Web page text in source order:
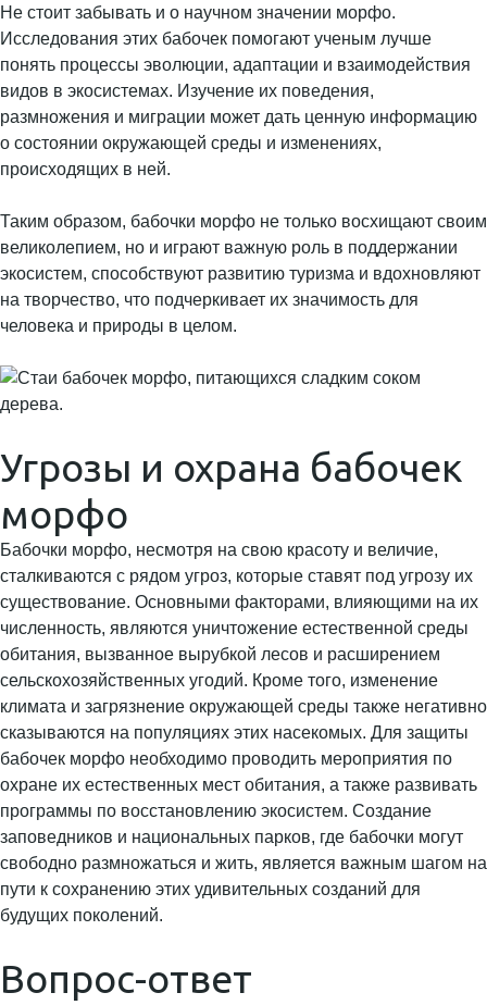
Не стоит забывать и о научном значении морфо.
Исследования этих бабочек помогают ученым лучше
понять процессы эволюции, адаптации и взаимодействия
видов в экосистемах. Изучение их поведения,
размножения и миграции может дать ценную информацию
о состоянии окружающей среды и изменениях,
происходящих в ней.
Таким образом, бабочки морфо не только восхищают своим
великолепием, но и играют важную роль в поддержании
экосистем, способствуют развитию туризма и вдохновляют
на творчество, что подчеркивает их значимость для
человека и природы в целом.
Угрозы и охрана бабочек
морфо
Бабочки морфо, несмотря на свою красоту и величие,
сталкиваются с рядом угроз, которые ставят под угрозу их
существование. Основными факторами, влияющими на их
численность, являются уничтожение естественной среды
обитания, вызванное вырубкой лесов и расширением
сельскохозяйственных угодий. Кроме того, изменение
климата и загрязнение окружающей среды также негативно
сказываются на популяциях этих насекомых. Для защиты
бабочек морфо необходимо проводить мероприятия по
охране их естественных мест обитания, а также развивать
программы по восстановлению экосистем. Создание
заповедников и национальных парков, где бабочки могут
свободно размножаться и жить, является важным шагом на
пути к сохранению этих удивительных созданий для
будущих поколений.
Вопрос-ответ